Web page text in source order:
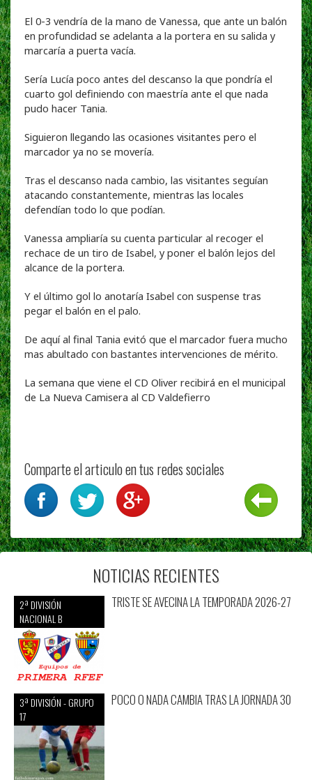
El 0-3 vendría de la mano de Vanessa, que ante un balón
en profundidad se adelanta a la portera en su salida y
marcaría a puerta vacía.
Sería Lucía poco antes del descanso la que pondría el
cuarto gol definiendo con maestría ante el que nada
pudo hacer Tania.
Siguieron llegando las ocasiones visitantes pero el
marcador ya no se movería.
Tras el descanso nada cambio, las visitantes seguían
atacando constantemente, mientras las locales
defendían todo lo que podían.
Vanessa ampliaría su cuenta particular al recoger el
rechace de un tiro de Isabel, y poner el balón lejos del
alcance de la portera.
Y el último gol lo anotaría Isabel con suspense tras
pegar el balón en el palo.
De aquí al final Tania evitó que el marcador fuera mucho
mas abultado con bastantes intervenciones de mérito.
La semana que viene el CD Oliver recibirá en el municipal
de La Nueva Camisera al CD Valdefierro
Comparte el articulo en tus redes sociales
NOTICIAS RECIENTES
2ª DIVISIÓN
NACIONAL B
TRISTE SE AVECINA LA TEMPORADA 2026-27
3ª DIVISIÓN - GRUPO
17
POCO O NADA CAMBIA TRAS LA JORNADA 30